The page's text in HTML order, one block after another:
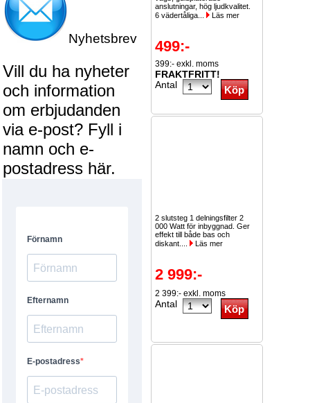
Nyhetsbrev
Vill du ha nyheter
och information
om erbjudanden
via e-post? Fyll i
namn och e-
postadress här.
anslutningar, hög ljudkvalitet.
6 vädertåliga...
Läs mer
499:-
399:- exkl. moms
FRAKTFRITT!
Antal
2 slutsteg 1 delningsfilter 2
000 Watt för inbyggnad. Ger
effekt till både bas och
diskant....
Läs mer
2 999:-
2 399:- exkl. moms
Antal